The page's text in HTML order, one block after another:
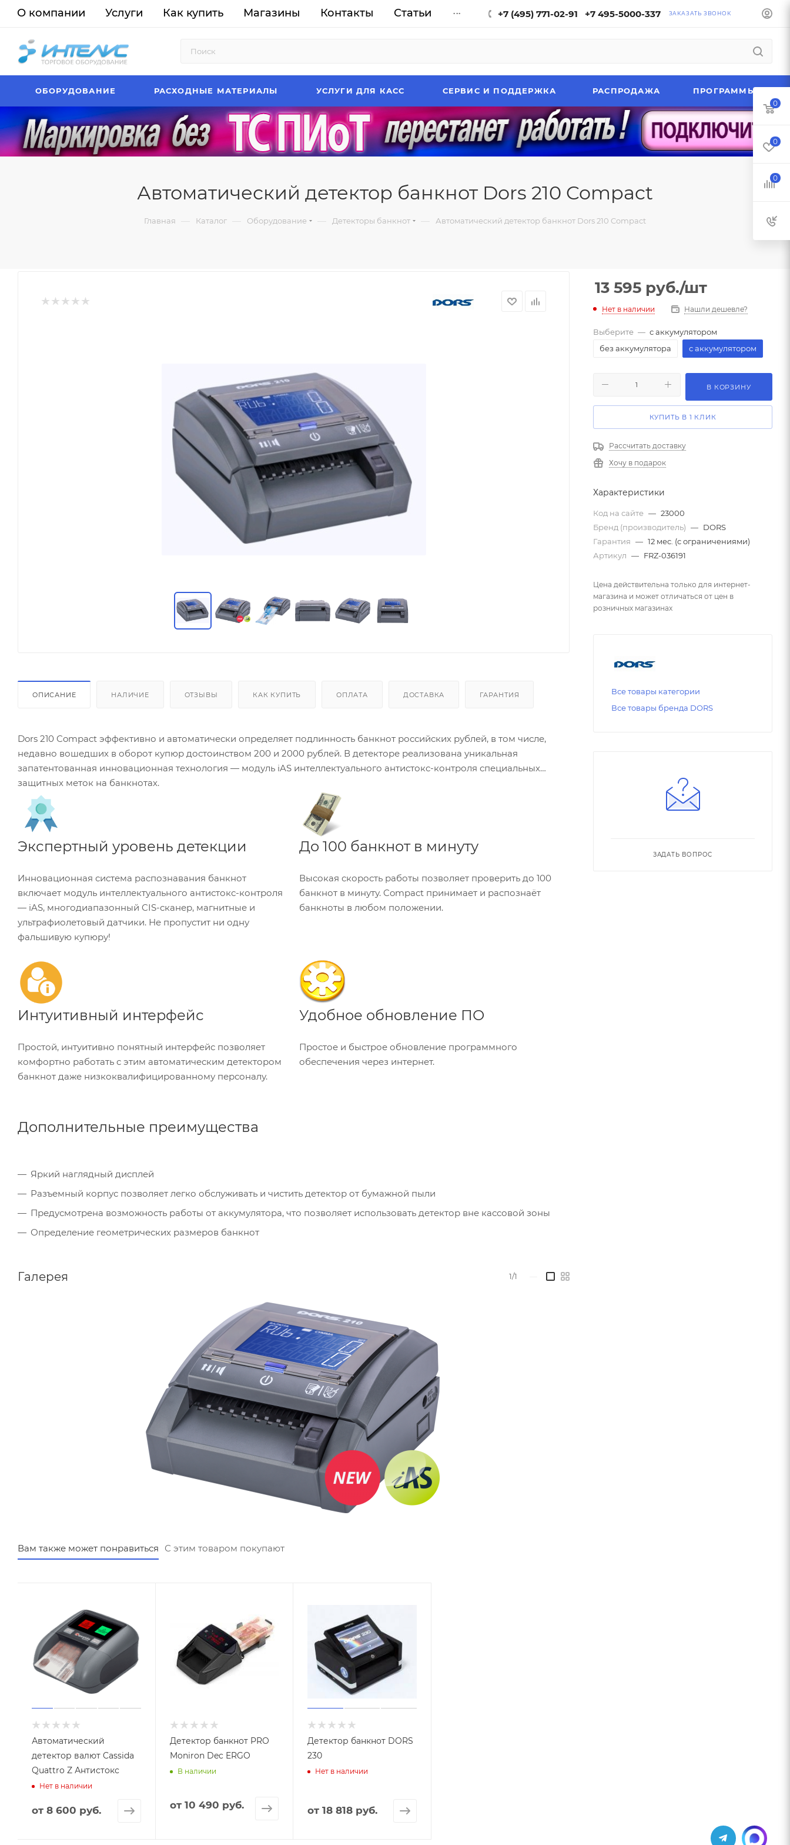
О компании Услуги Как купить Магазины Контакты Статьи ... +7 (495) 771-02-91 +7 495-5000-337 ЗАКАЗАТЬ ЗВОНОК
ОБОРУДОВАНИЕ РАСХОДНЫЕ МАТЕРИАЛЫ УСЛУГИ ДЛЯ КАСС СЕРВИС И ПОДДЕРЖКА РАСПРОДАЖА ПРОГРАММЫ
Автоматический детектор банкнот Dors 210 Compact
Главная — Каталог — Оборудование — Детекторы банкнот — Автоматический детектор банкнот Dors 210 Compact
ОПИСАНИЕ НАЛИЧИЕ ОТЗЫВЫ КАК КУПИТЬ ОПЛАТА ДОСТАВКА ГАРАНТИЯ
Dors 210 Compact эффективно и автоматически определяет подлинность банкнот российских рублей, в том числе,
недавно вошедших в оборот купюр достоинством 200 и 2000 рублей. В детекторе реализована уникальная
запатентованная инновационная технология — модуль iAS интеллектуального антистокс-контроля специальных
защитных меток на банкнотах.
Экспертный уровень детекции
Инновационная система распознавания банкнот
включает модуль интеллектуального антистокс-контроля
— iAS, многодиапазонный CIS-сканер, магнитные и
ультрафиолетовый датчики. Не пропустит ни одну
фальшивую купюру!
До 100 банкнот в минуту
Высокая скорость работы позволяет проверить до 100
банкнот в минуту. Compact принимает и распознаёт
банкноты в любом положении.
Интуитивный интерфейс
Простой, интуитивно понятный интерфейс позволяет
комфортно работать с этим автоматическим детектором
банкнот даже низкоквалифицированному персоналу.
Удобное обновление ПО
Простое и быстрое обновление программного
обеспечения через интернет.
Дополнительные преимущества
Яркий наглядный дисплей
Разъемный корпус позволяет легко обслуживать и чистить детектор от бумажной пыли
Предусмотрена возможность работы от аккумулятора, что позволяет использовать детектор вне кассовой зоны
Определение геометрических размеров банкнот
Галерея 1/1
Вам также может понравиться С этим товаром покупают
Автоматический
детектор валют Cassida
Quattro Z Антистокс
Нет в наличии
от 8 600 руб.
Детектор банкнот PRO
Moniron Dec ERGO
В наличии
от 10 490 руб.
Детектор банкнот DORS
230
Нет в наличии
от 18 818 руб.
13 595 руб./шт
Нет в наличии Нашли дешевле?
Выберите — с аккумулятором
без аккумулятора
с аккумулятором
В КОРЗИНУ
КУПИТЬ В 1 КЛИК
Рассчитать доставку
Хочу в подарок
Характеристики
Код на сайте — 23000
Бренд (производитель) — DORS
Гарантия — 12 мес. (с ограничениями)
Артикул — FRZ-036191
Цена действительна только для интернет-
магазина и может отличаться от цен в
розничных магазинах
Все товары категории
Все товары бренда DORS
ЗАДАТЬ ВОПРОС
0
0
0